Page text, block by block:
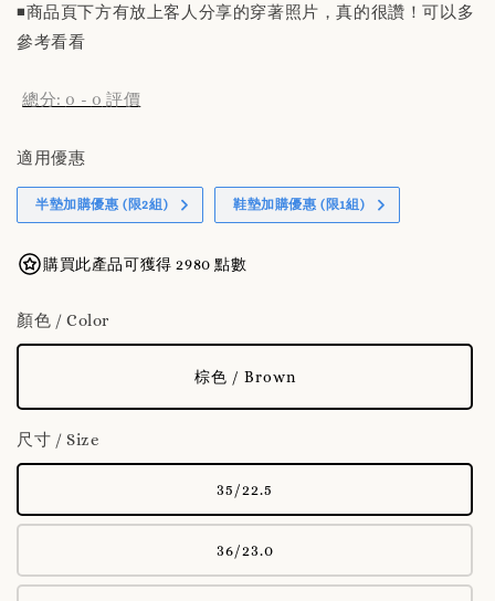
◾️商品頁下方有放上客人分享的穿著照片，真的很讚！可以多
參考看看
總分: 0 - 0 評價
適用優惠
半墊加購優惠 (限2組) 鞋墊加購優惠 (限1組)
購買此產品可獲得 2980 點數
顏色 / Color
棕色 / Brown
尺寸 / Size
35/22.5
36/23.0